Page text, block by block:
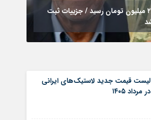
وام بازنشستگان به ۲۰۰ میلیون تومان رسید / جزییات ثبت
لیست قیمت جدید لاستیک‌های ایرانی
در مرداد ۱۴۰۵